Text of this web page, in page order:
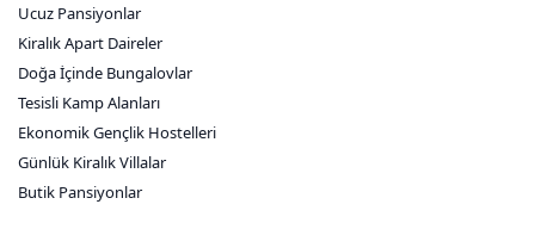
Ucuz Pansiyonlar
Kiralık Apart Daireler
Doğa İçinde Bungalovlar
Tesisli Kamp Alanları
Ekonomik Gençlik Hostelleri
Günlük Kiralık Villalar
Butik Pansiyonlar